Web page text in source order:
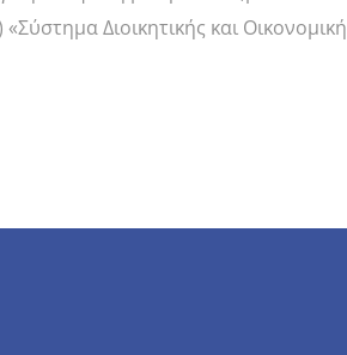
Διοικητικής και